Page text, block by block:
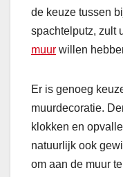
de keuze tussen
spachtelputz, zult
muur willen
Er is genoeg
muurdecoratie.
klokken en
natuurlijk ook
om aan de muur